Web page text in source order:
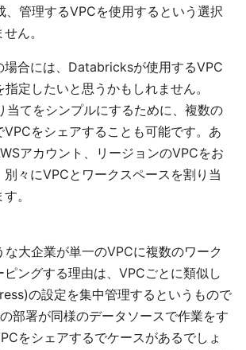
管理するVPCを使用するという選択
ん。
場合には、Databricksが使用するVPC
定したいと思うかもしれません。
当てをシンプルにするために、複数の
VPCをシェアすることも可能です。あ
アカウント、リージョンのVPCをお
々にVPCとワークスペースを割り当
。
大企業が単一のVPCに複数のワーク
ングする理由は、VPCごとに類似し
の設定を集中管理するというもので
部署が同様のデータソースで作業をす
をシェアするでケースがあるでしょ